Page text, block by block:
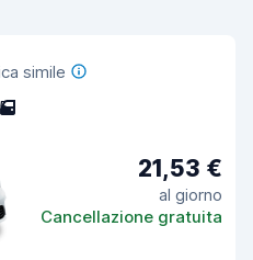
simile
5
21,53 €
al giorno
Cancellazione gratuita